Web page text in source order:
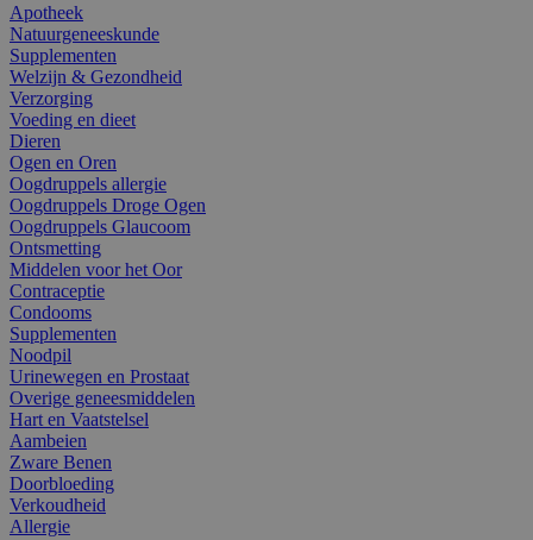
Apotheek
Natuurgeneeskunde
Supplementen
Welzijn & Gezondheid
Verzorging
Voeding en dieet
Dieren
Ogen en Oren
Oogdruppels allergie
Oogdruppels Droge Ogen
Oogdruppels Glaucoom
Ontsmetting
Middelen voor het Oor
Contraceptie
Condooms
Supplementen
Noodpil
Urinewegen en Prostaat
Overige geneesmiddelen
Hart en Vaatstelsel
Aambeien
Zware Benen
Doorbloeding
Verkoudheid
Allergie